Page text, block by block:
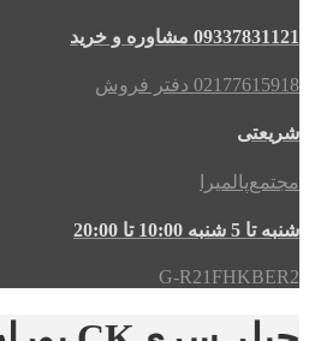
09337831121 مشاوره و خرید
02177615918 دفتر فروش
شریعتی
مجتمع‌پالمیرا
شنبه تا 5 شنبه 10:00 تا 20:00
G-R21FHKBER2